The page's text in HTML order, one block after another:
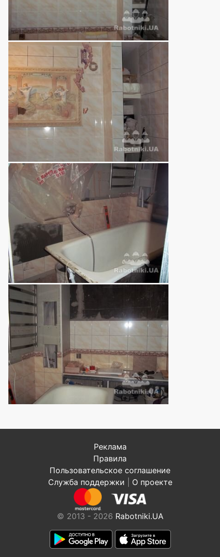
Реклама
Правила
Пользовательское соглашение
Служба поддержки
О проекте
© 2013 - 2026 Rabotniki.UA